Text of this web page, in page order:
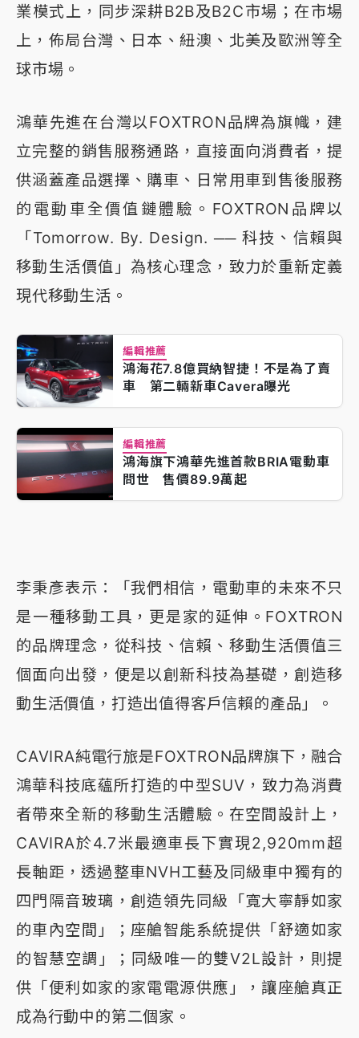
業模式上，同步深耕B2B及B2C市場；在市場
上，佈局台灣、日本、紐澳、北美及歐洲等全
球市場。
鴻華先進在台灣以FOXTRON品牌為旗幟，建
立完整的銷售服務通路，直接面向消費者，提
供涵蓋產品選擇、購車、日常用車到售後服務
的電動車全價值鏈體驗。FOXTRON品牌以
「Tomorrow. By. Design. ── 科技、信賴與
移動生活價值」為核心理念，致力於重新定義
現代移動生活。
編輯推薦
鴻海花7.8億買納智捷！不是為了賣
車 第二輛新車Cavera曝光
編輯推薦
鴻海旗下鴻華先進首款BRIA電動車
問世 售價89.9萬起
李秉彥表示：「我們相信，電動車的未來不只
是一種移動工具，更是家的延伸。FOXTRON
的品牌理念，從科技、信賴、移動生活價值三
個面向出發，便是以創新科技為基礎，創造移
動生活價值，打造出值得客戶信賴的產品」。
CAVIRA純電行旅是FOXTRON品牌旗下，融合
鴻華科技底蘊所打造的中型SUV，致力為消費
者帶來全新的移動生活體驗。在空間設計上，
CAVIRA於4.7米最適車長下實現2,920mm超
長軸距，透過整車NVH工藝及同級車中獨有的
四門隔音玻璃，創造領先同級「寬大寧靜如家
的車內空間」；座艙智能系統提供「舒適如家
的智慧空調」；同級唯一的雙V2L設計，則提
供「便利如家的家電電源供應」，讓座艙真正
成為行動中的第二個家。